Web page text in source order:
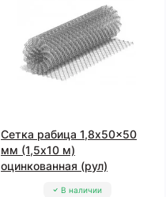
Сетка рабица 1,8x50x50
мм (1,5x10 м)
оцинкованная (рул)
В наличии